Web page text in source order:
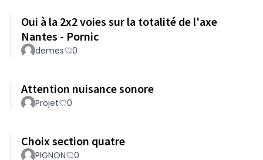
Oui à la 2x2 voies sur la totalité de l'axe
Nantes - Pornic
demes 0
Attention nuisance sonore
Projet 0
Choix section quatre
PIGNON 0